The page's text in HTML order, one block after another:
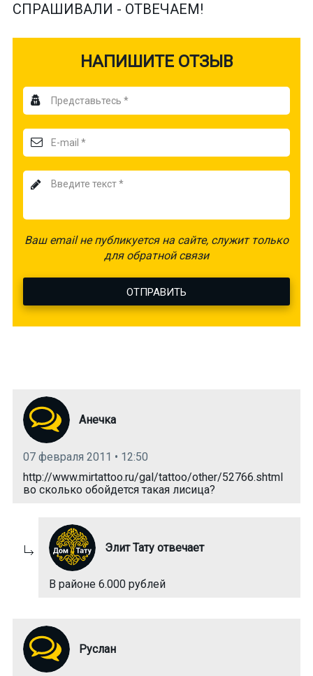
СПРАШИВАЛИ - ОТВЕЧАЕМ!
НАПИШИТЕ ОТЗЫВ
Антиспам
удалять!
Ваш email не публикуется на сайте, служит только
для обратной связи
ОТПРАВИТЬ
Анечка
07 февраля 2011 • 12:50
http://www.mirtattoo.ru/gal/tattoo/other/52766.shtml
во сколько обойдется такая лисица?
Элит Тату отвечает
В районе 6.000 рублей
Руслан